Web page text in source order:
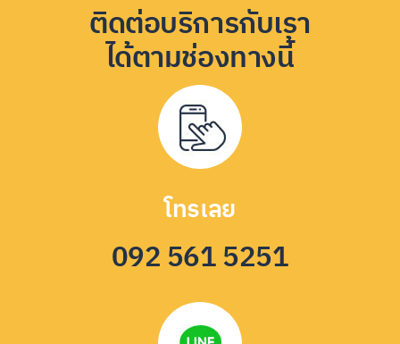
ติดต่อบริการกับเรา
ได้ตามช่องทางนี้
โทรเลย
092 561 5251